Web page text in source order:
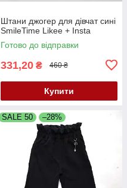
Штани джогер для дівчат сині
SmileTime Likee + Insta
Готово до відправки
331,20 ₴ 460 ₴
Купити
SALE 50 –28%